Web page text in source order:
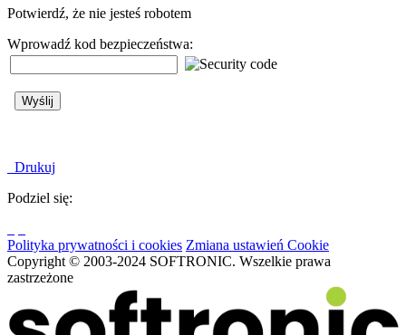
Potwierdź, że nie jesteś robotem
Wprowadź kod bezpieczeństwa:
Drukuj
Podziel się:
Polityka prywatności i cookies Zmiana ustawień Cookie
Copyright © 2003-2024 SOFTRONIC. Wszelkie prawa
zastrzeżone